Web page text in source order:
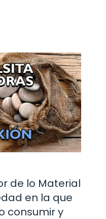
de lo Material
en la que
consumir y